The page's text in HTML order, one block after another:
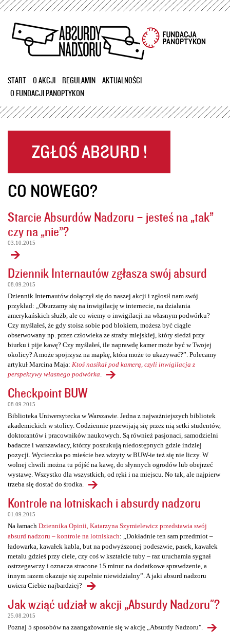
Przejdź
treści
START O AKCJI REGULAMIN
AKTUALNOŚCI
O FUNDACJI PANOPTYKON
CO NOWEGO?
Starcie Absurdów Nadzoru – jesteś na „tak”
czy na „nie”?
03.10.2015
Dziennik Internautów zgłasza swój absurd
08.09.2015
Dziennik Internautów dołączył się do naszej akcji i zgłosił nam swój
przykład: „Oburzamy się na inwigilację w internecie, na działania
amerykańskich służb, ale co wiemy o inwigilacji na własnym podwórku?
Czy myślałeś, że gdy stoisz sobie pod blokiem, możesz być ciągle
obserwowany np. przez człowieka ze straży miejskiej, który siedzi przy
biurku i pije kawę? Czy myślałeś, ile naprawdę kamer może być w Twojej
okolicy? A może spojrzysz na mapkę, która może to ukazywać?”. Polecamy
artykuł Marcina Maja: Ktoś nasikał pod kamerą, czyli inwigilacja z
perspektywy własnego podwórka
Checkpoint BUW
08.09.2015
Biblioteka Uniwersytecka w Warszawie. Jedna z najważniejszych bibliotek
akademickich w stolicy. Codziennie przewijają się przez nią setki studentów,
doktorantów i pracowników naukowych. Są również pasjonaci, samodzielni
badacze i warszawiacy, którzy poszukują niedostępnych gdzie indziej
pozycji. Wycieczka po mieście bez wizyty w BUW-ie też się nie liczy. W
wolnej chwili można tu pójść na kawę, do słynnych ogrodów lub obejrzeć
wystawę. Wszystko dla wszystkich, od ręki i na miejscu. No tak, ale najpierw
trzeba się dostać do środka.
Kontrole na lotniskach i absurdy nadzoru
01.09.2015
Na łamach Dziennika Opinii, Katarzyna Szymielewicz przedstawia swój
absurd nadzoru – kontrole na lotniskach: „Dokładnie ten sam przedmiot –
ładowarka, kawałek kabla, but na podwyższonej podeszwie, pasek, kawałek
metalu gdzieś przy ciele, czy coś w kształcie tuby – raz uruchamia sygnał
ostrzegawczy i oznacza stracone 15 minut na dodatkowe sprawdzenie, a
innym razem okazuje się zupełnie niewidzialny”. A jaki absurd nadzoru
uwiera Ciebie najbardziej?
Jak wziąć udział w akcji „Absurdy Nadzoru"?
25.08.2015
Poznaj 5 sposobów na zaangażowanie się w akcję „Absurdy Nadzoru".